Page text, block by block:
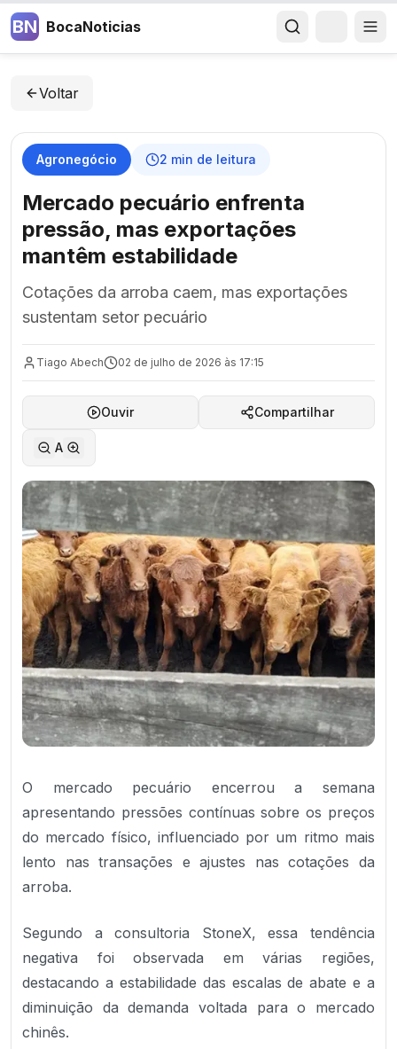
BN BocaNoticias
Voltar
Agronegócio 2 min de leitura
Mercado pecuário enfrenta
pressão, mas exportações
mantêm estabilidade
Cotações da arroba caem, mas exportações
sustentam setor pecuário
Tiago Abech 02 de julho de 2026 às 17:15
Ouvir Compartilhar
A
O mercado pecuário encerrou a semana
apresentando pressões contínuas sobre os preços
do mercado físico, influenciado por um ritmo mais
lento nas transações e ajustes nas cotações da
arroba.
Segundo a consultoria StoneX, essa tendência
negativa foi observada em várias regiões,
destacando a estabilidade das escalas de abate e a
diminuição da demanda voltada para o mercado
chinês.